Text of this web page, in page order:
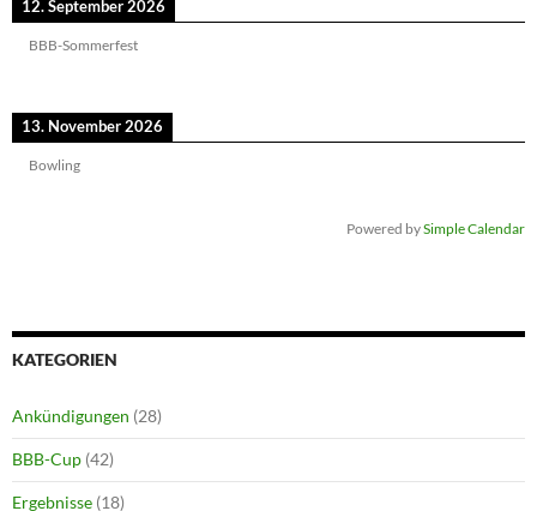
12. September 2026
BBB-Sommerfest
13. November 2026
Bowling
Powered bySimple Calendar
KATEGORIEN
Ankündigungen (28)
BBB-Cup (42)
Ergebnisse (18)